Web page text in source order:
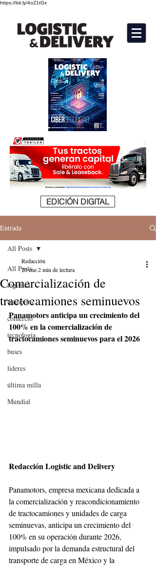
https://bit.ly/4oZ1tGz
EDICIÓN DIGITAL
Entrada
All Posts
logistica
transporte
comercio
tecnologia
buses
lideres
última milla
Mundial
All Posts
Comercialización de
tractocamiones seminuevos
Redacción
20 ene2 min de lectura
Panamotors anticipa un crecimiento del
100% en la comercialización de
tractocamiones seminuevos para el 2026
Redacción Logistic and Delivery
Panamotors, empresa mexicana dedicada a
la comercialización y reacondicionamiento
de tractocamiones y unidades de carga
seminuevas, anticipa un crecimiento del
100% en su operación durante 2026,
impulsado por la demanda estructural del
transporte de carga en México y la